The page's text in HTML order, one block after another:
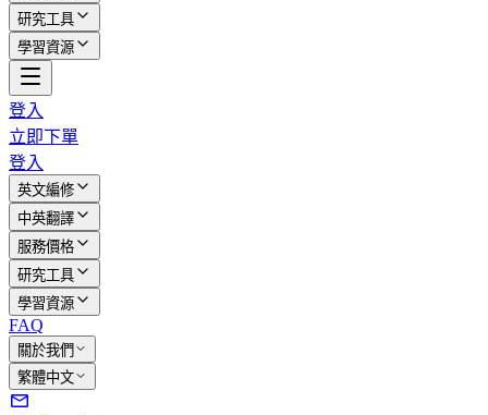
研究工具
學習資源
登入
立即下單
登入
英文編修
中英翻譯
服務價格
研究工具
學習資源
FAQ
關於我們
繁體中文